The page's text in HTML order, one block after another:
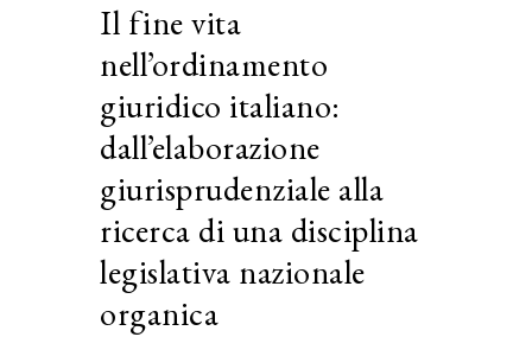
Il fine vita
nell’ordinamento
giuridico italiano:
dall’elaborazione
giurisprudenziale alla
ricerca di una disciplina
legislativa nazionale
organica